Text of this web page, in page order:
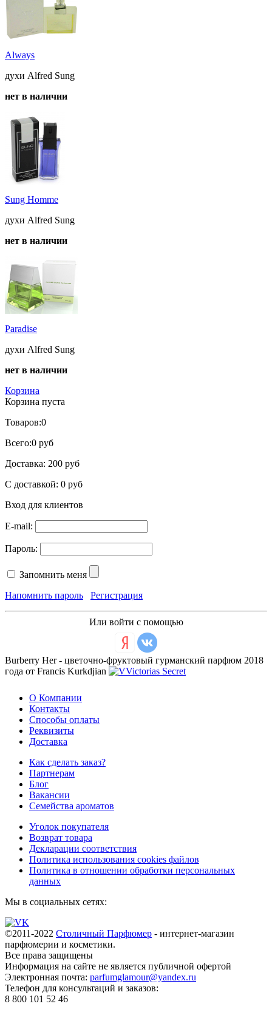
Always
духи Alfred Sung
нет в наличии
Sung Homme
духи Alfred Sung
нет в наличии
Paradise
духи Alfred Sung
нет в наличии
Корзина
Корзина пуста
Товаров:0
Всего:0 руб
Доставка: 200 руб
С доставкой: 0 руб
Вход для клиентов
E-mail:
Пароль:
Запомнить меня
Напомнить пароль
Регистрация
Или войти с помощью
Burberry Her - цветочно-фруктовый гурманский парфюм 2018
года от Francis Kurkdjian
О Компании
Контакты
Способы оплаты
Реквизиты
Доставка
Как сделать заказ?
Партнерам
Блог
Вакансии
Семейства ароматов
Уголок покупателя
Возврат товара
Декларации соответствия
Политика использования cookies файлов
Политика в отношении обработки персональных
данных
Мы в социальных сетях:
©2011-2022 Столичный Парфюмер - интернет-магазин
парфюмерии и косметики.
Все права защищены
Информация на сайте не является публичной офертой
Электронная почта: parfumglamour@yandex.ru
Телефон для консультаций и заказов:
8 800 101 52 46